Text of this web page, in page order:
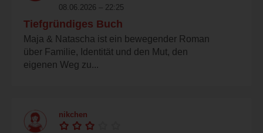
08.06.2026 – 22:25
Tiefgründiges Buch
Maja & Natascha ist ein bewegender Roman
über Familie, Identität und den Mut, den
eigenen Weg zu...
nikchen